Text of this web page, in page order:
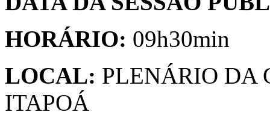
HORÁRIO: 09h30min
LOCAL: PLENÁRIO DA
ITAPOÁ